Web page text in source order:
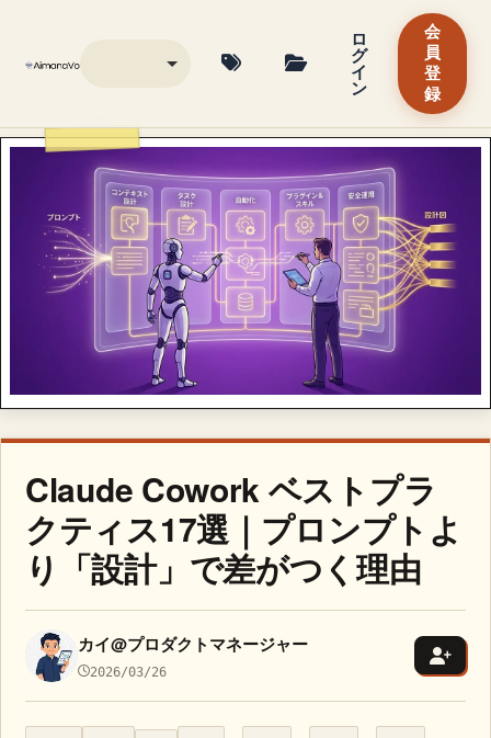
ロ
グ
イ
ン
会
員
登
録
Claude Cowork ベストプラ
クティス17選｜プロンプトよ
り「設計」で差がつく理由
カイ@プロダクトマネージャー
2026/03/26